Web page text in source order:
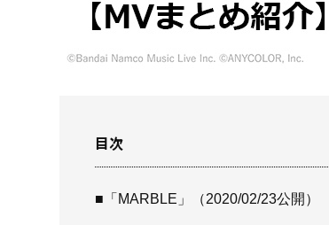
目次
■「MARBLE」（2020/02/23公開）